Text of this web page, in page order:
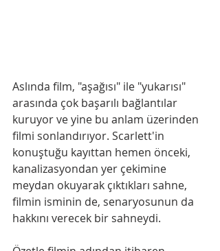
Aslında film, "aşağısı" ile "yukarısı"
arasında çok başarılı bağlantılar
kuruyor ve yine bu anlam üzerinden
filmi sonlandırıyor. Scarlett'in
konuştuğu kayıttan hemen önceki,
kanalizasyondan yer çekimine
meydan okuyarak çıktıkları sahne,
filmin isminin de, senaryosunun da
hakkını verecek bir sahneydi.